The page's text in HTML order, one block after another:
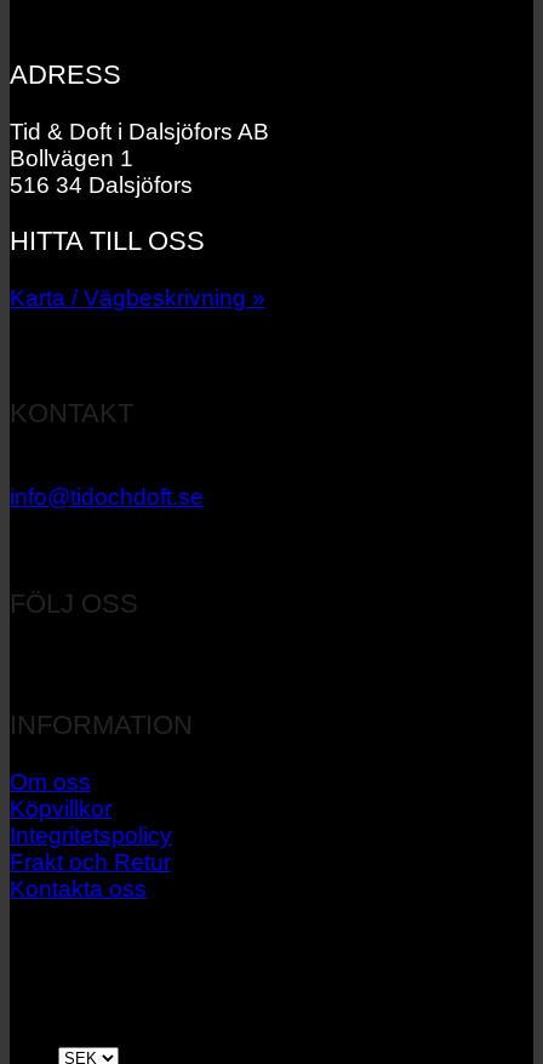
ADRESS
Tid & Doft i Dalsjöfors AB
Bollvägen 1
516 34 Dalsjöfors
HITTA TILL OSS
Karta / Vägbeskrivning »
KONTAKT
info@tidochdoft.se
FÖLJ OSS
INFORMATION
Om oss
Köpvillkor
Integritetspolicy
Frakt och Retur
Kontakta oss